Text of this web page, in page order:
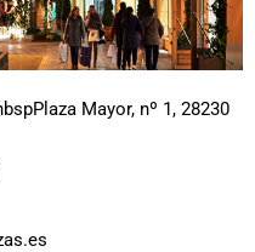
Mayor, nº 1, 28230